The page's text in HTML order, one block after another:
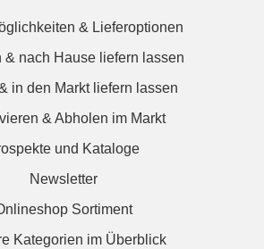
& Lieferoptionen
& nach Hause liefern lassen
in den Markt liefern lassen
& Abholen im Markt
und Kataloge
Newsletter
Sortiment
Kategorien im Überblick